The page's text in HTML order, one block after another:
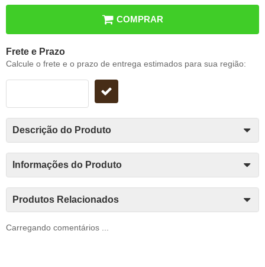
COMPRAR
Frete e Prazo
Calcule o frete e o prazo de entrega estimados para sua região:
Descrição do Produto
Informações do Produto
Produtos Relacionados
Carregando comentários ...